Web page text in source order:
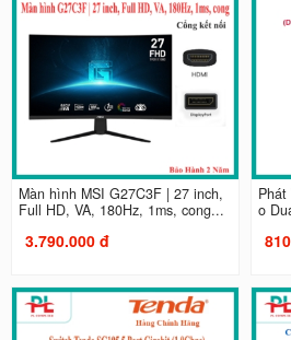
Màn hình MSI G27C3F | 27 inch,
Full HD, VA, 180Hz, 1ms, cong...
3.790.000 đ
o